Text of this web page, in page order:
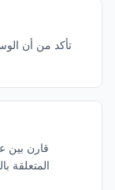
تأكد من أن
قارن بين
المتعلقة